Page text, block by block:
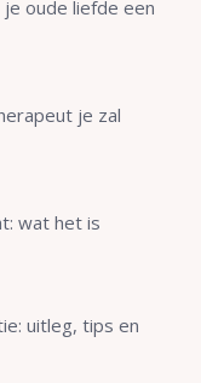
oude liefde een
je zal
wat het is
uitleg, tips en